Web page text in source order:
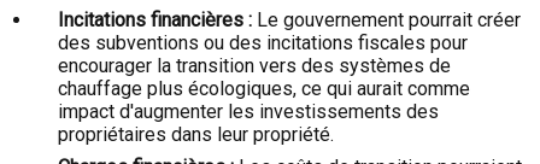
Incitations financières : Le gouvernement pourrait créer
des subventions ou des incitations fiscales pour
encourager la transition vers des systèmes de
chauffage plus écologiques, ce qui aurait comme
impact d'augmenter les investissements des
propriétaires dans leur propriété.